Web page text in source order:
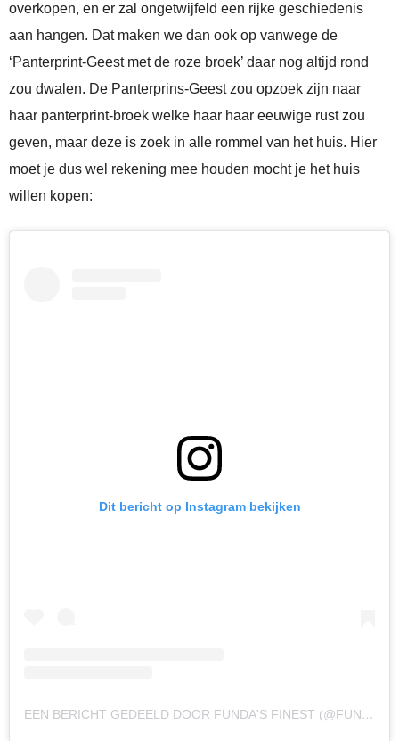
overkopen, en er zal ongetwijfeld een rijke geschiedenis
aan hangen. Dat maken we dan ook op vanwege de
‘Panterprint-Geest met de roze broek’ daar nog altijd rond
zou dwalen. De Panterprins-Geest zou opzoek zijn naar
haar panterprint-broek welke haar haar eeuwige rust zou
geven, maar deze is zoek in alle rommel van het huis. Hier
moet je dus wel rekening mee houden mocht je het huis
willen kopen:
Dit bericht op Instagram bekijken
EEN BERICHT GEDEELD DOOR FUNDA'S FINEST (@FUNDASFINEST)